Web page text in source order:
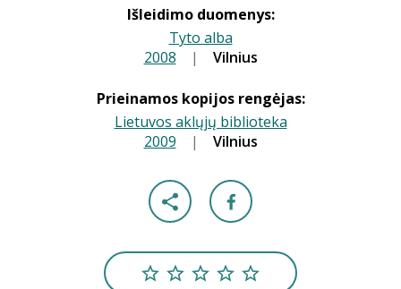
Išleidimo duomenys:
Tyto alba
2008 | Vilnius
Prieinamos kopijos rengėjas:
Lietuvos aklųjų biblioteka
2009 | Vilnius